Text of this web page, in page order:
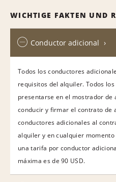
WICHTIGE FAKTEN UND
Conductor adicional
Todos los conductores
requisitos del alquiler. Todos
presentarse en el mostrador
conducir y firmar el contrato de
conductores adicionales al
alquiler y en cualquier
una tarifa por conductor
máxima es de 90 USD.